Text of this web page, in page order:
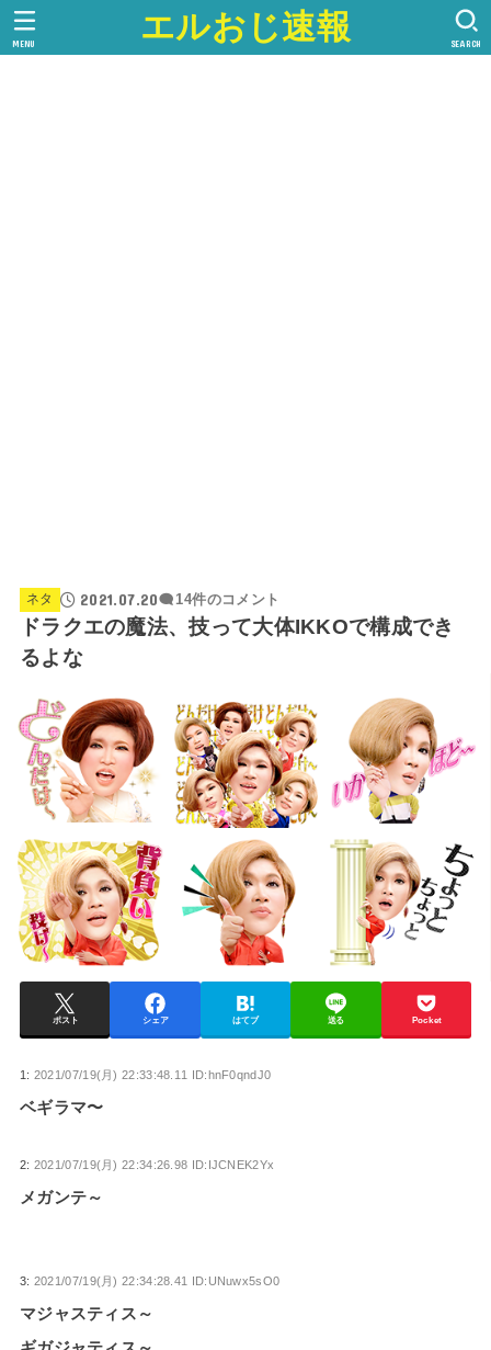
エルおじ速報 SEARCH
MENU
ネタ 2021.07.20 14件のコメント
ドラクエの魔法、技って大体IKKOで構成でき
るよな
ポスト シェア はてブ 送る Pocket
1: 2021/07/19(月) 22:33:48.11 ID:hnF0qndJ0
ベギラマ〜
2: 2021/07/19(月) 22:34:26.98 ID:IJCNEK2Yx
メガンテ～
3: 2021/07/19(月) 22:34:28.41 ID:UNuwx5sO0
マジャスティス～